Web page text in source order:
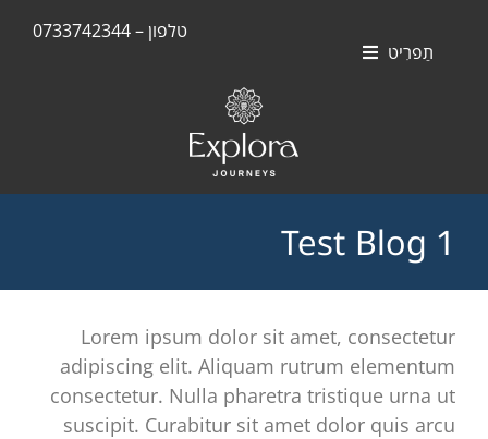
תַפרִיט
סוויטות
טלפון – 0733742344
Test Blog 1
Lorem ipsum dolor sit amet, consectetur
adipiscing elit. Aliquam rutrum elementum
consectetur. Nulla pharetra tristique urna ut
suscipit. Curabitur sit amet dolor quis arcu